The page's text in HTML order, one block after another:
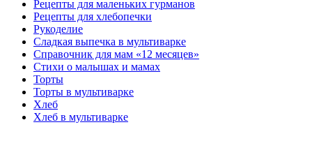
Рецепты для маленьких гурманов
Рецепты для хлебопечки
Рукоделие
Сладкая выпечка в мультиварке
Справочник для мам «12 месяцев»
Стихи о малышах и мамах
Торты
Торты в мультиварке
Хлеб
Хлеб в мультиварке